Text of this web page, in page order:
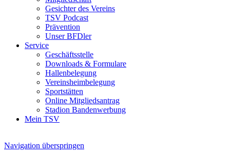
Gesichter des Vereins
TSV Podcast
Prävention
Unser BFDler
Service
Geschäftsstelle
Downloads & Formulare
Hallenbelegung
Vereinsheimbelegung
Sportstätten
Online Mitgliedsantrag
Stadion Bandenwerbung
Mein TSV
Navigation überspringen